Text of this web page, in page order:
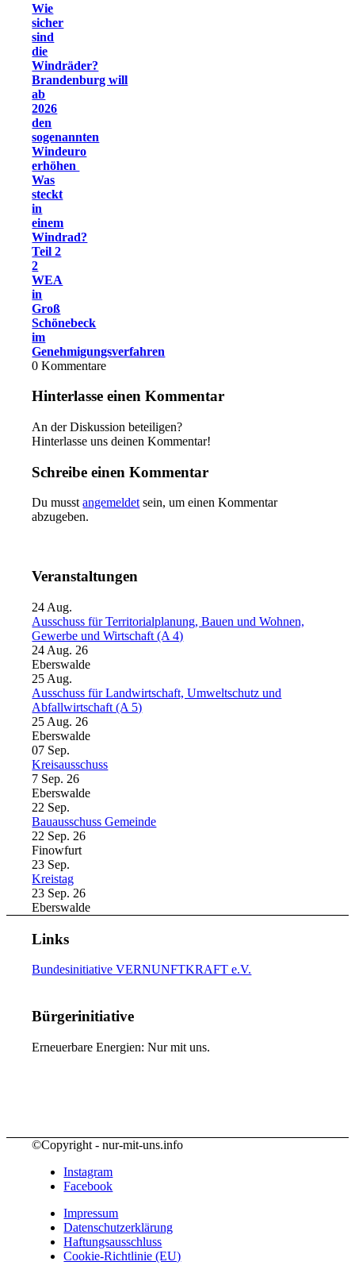
Wie
sicher
sind
die
Windräder?
Brandenburg will
ab
2026
den
sogenannten
Windeuro
erhöhen
Was
steckt
in
einem
Windrad?
Teil 2
2
WEA
in
Groß
Schönebeck
im
Genehmigungsverfahren
0 Kommentare
Hinterlasse einen Kommentar
An der Diskussion beteiligen?
Hinterlasse uns deinen Kommentar!
Schreibe einen Kommentar
Du musstangemeldet sein, um einen Kommentar
abzugeben.
Veranstaltungen
24 Aug.
Ausschuss für Territorialplanung, Bauen und Wohnen,
Gewerbe und Wirtschaft (A 4)
24 Aug. 26
Eberswalde
25 Aug.
Ausschuss für Landwirtschaft, Umweltschutz und
Abfallwirtschaft (A 5)
25 Aug. 26
Eberswalde
07 Sep.
Kreisausschuss
7 Sep. 26
Eberswalde
22 Sep.
Bauausschuss Gemeinde
22 Sep. 26
Finowfurt
23 Sep.
Kreistag
23 Sep. 26
Eberswalde
Links
Bundesinitiative VERNUNFTKRAFT e.V.
Bürgerinitiative
Erneuerbare Energien: Nur mit uns.
©Copyright - nur-mit-uns.info
Instagram
Facebook
Impressum
Datenschutzerklärung
Haftungsausschluss
Cookie-Richtlinie (EU)